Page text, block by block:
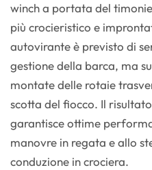
winch a portata del
più crocieristico e
autovirante è previsto di
gestione della barca, ma
montate delle rotaie
scotta del fiocco. Il
garantisce ottime
manovre in regata e allo
conduzione in crociera.